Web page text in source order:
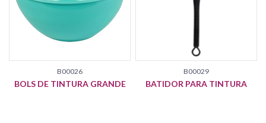
B00026
BOLS DE TINTURA GRANDE
B00029
BATIDOR PARA TINTURA